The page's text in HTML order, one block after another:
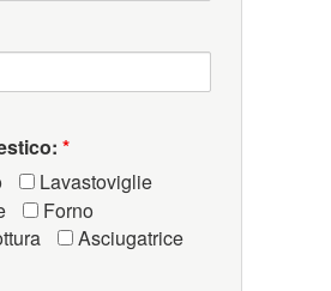
*
Lavastoviglie
Forno
Asciugatrice